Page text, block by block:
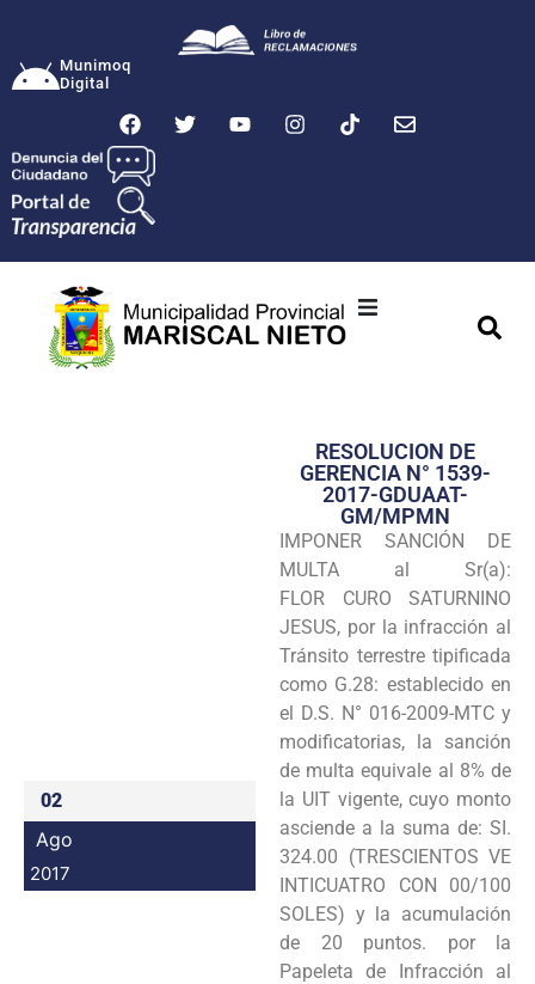
Munimoq
Digital
Transparencia
Seguridad
Programas
Intranet
02
Ago
2017
RESOLUCION DE
GERENCIA N° 1539-
2017-GDUAAT-
GM/MPMN
IMPONER SANCIÓN DE
MULTA al Sr(a):
FLOR CURO SATURNINO
JESUS, por la infracción al
Tránsito terrestre tipificada
como G.28: establecido en
el D.S. N° 016-2009-MTC y
modificatorias, la sanción
de multa equivale al 8% de
la UIT vigente, cuyo monto
asciende a la suma de: SI.
324.00 (TRESCIENTOS VE
INTICUATRO CON 00/100
SOLES) y la acumulación
de 20 puntos. por la
Papeleta de Infracción al